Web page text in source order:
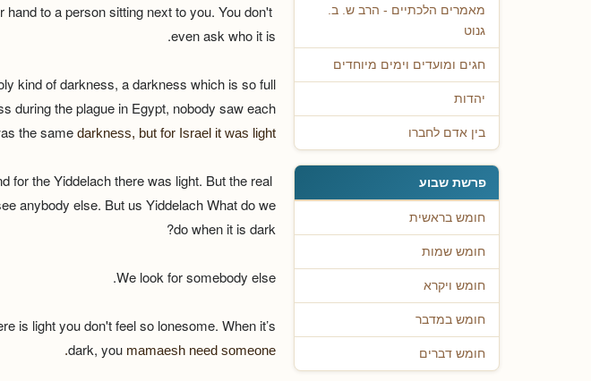
מאמרים הלכתיים - הרב ש. ב.
גנוט
חגים ומועדים וימים מיוחדים
יהדות
בין אדם לחברו
פרשת שבוע
חומש בראשית
חומש שמות
חומש ויקרא
חומש במדבר
חומש דברים
to a person sitting next to you. You don't
even ask who it is.
kind of darkness, a darkness which is so full.
during the plague in Egypt, nobody saw each
the same darkness, but for Israel it was light.
for the Yiddelach there was light. But the real
anybody else. But us Yiddelach What do we
do when it is dark?
We look for somebody else.
is light you don't feel so lonesome. When it’s
dark, you mamaesh need someone.